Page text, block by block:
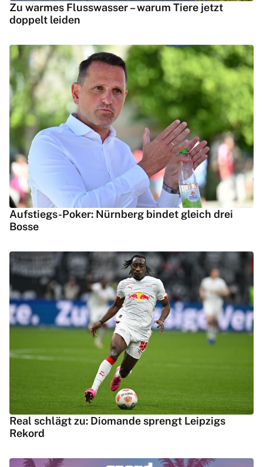
Zu warmes Flusswasser – warum Tiere jetzt
doppelt leiden
Aufstiegs-Poker: Nürnberg bindet gleich drei
Bosse
Real schlägt zu: Diomande sprengt Leipzigs
Rekord